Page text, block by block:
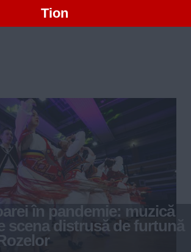
Tion
în pandemie: muzică
scena distrusă de furtună